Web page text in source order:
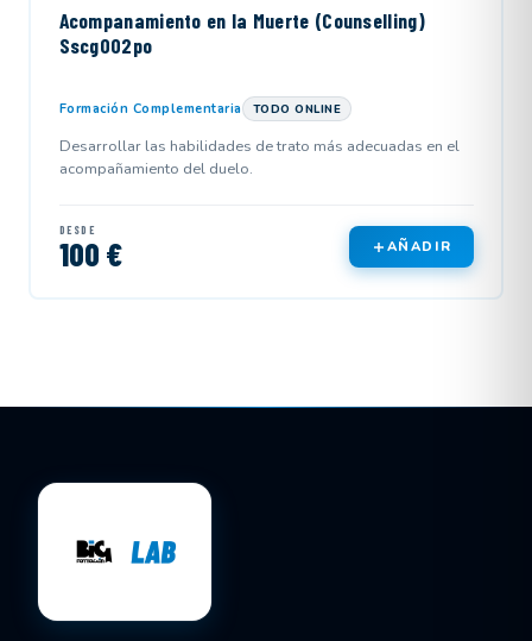
Acompanamiento en la Muerte (Counselling)
Sscg002po
Formación Complementaria TODO ONLINE
Desarrollar las habilidades de trato más adecuadas en el
acompañamiento del duelo.
DESDE
100 € AÑADIR